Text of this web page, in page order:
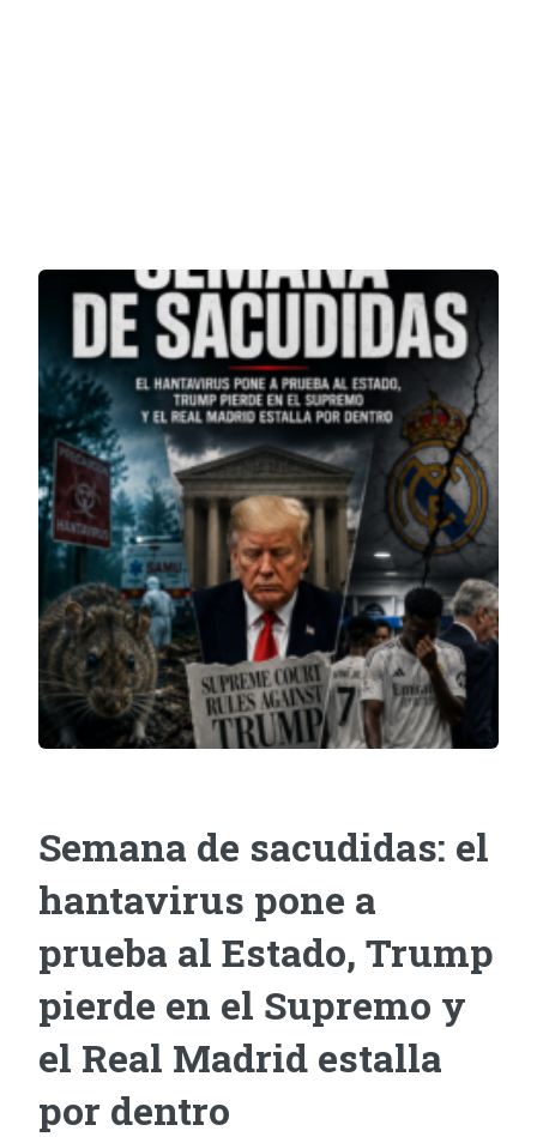
Semana de sacudidas: el
hantavirus pone a
prueba al Estado, Trump
pierde en el Supremo y
el Real Madrid estalla
por dentro